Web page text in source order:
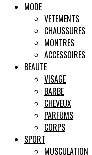
MODE
VETEMENTS
CHAUSSURES
MONTRES
ACCESSOIRES
BEAUTE
VISAGE
BARBE
CHEVEUX
PARFUMS
CORPS
SPORT
MUSCULATION